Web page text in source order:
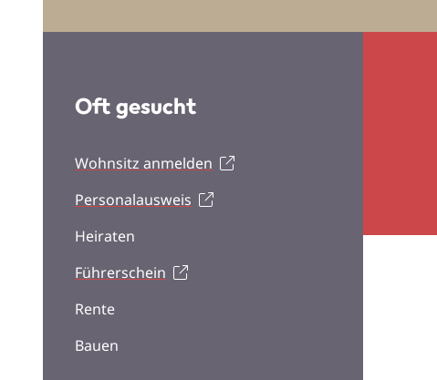
Oft gesucht
Wohnsitz anmelden
Personalausweis
Heiraten
Führerschein
Rente
Bauen